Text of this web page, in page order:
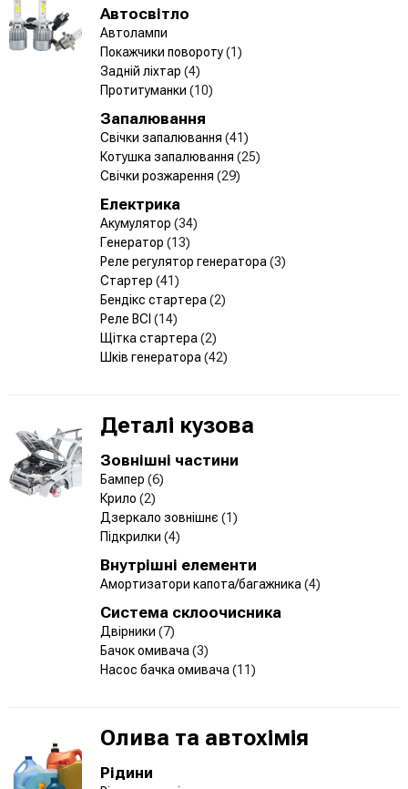
Автосвітло
Автолампи
Покажчики повороту(1)
Задній ліхтар (4)
Протитуманки (10)
Запалювання
Свічки запалювання (41)
Котушка запалювання (25)
Свічки розжарення (29)
Електрика
Акумулятор (34)
Генератор (13)
Реле регулятор генератора (3)
Стартер (41)
Бендікс стартера (2)
Реле ВСІ (14)
Щітка стартера (2)
Шків генератора (42)
Деталі кузова
Зовнішні частини
Бампер (6)
Крило (2)
Дзеркало зовнішнє (1)
Підкрилки (4)
Внутрішні елементи
Амортизатори капота/багажника (4)
Система склоочисника
Двірники (7)
Бачок омивача (3)
Насос бачка омивача (11)
Олива та автохімія
Рідини